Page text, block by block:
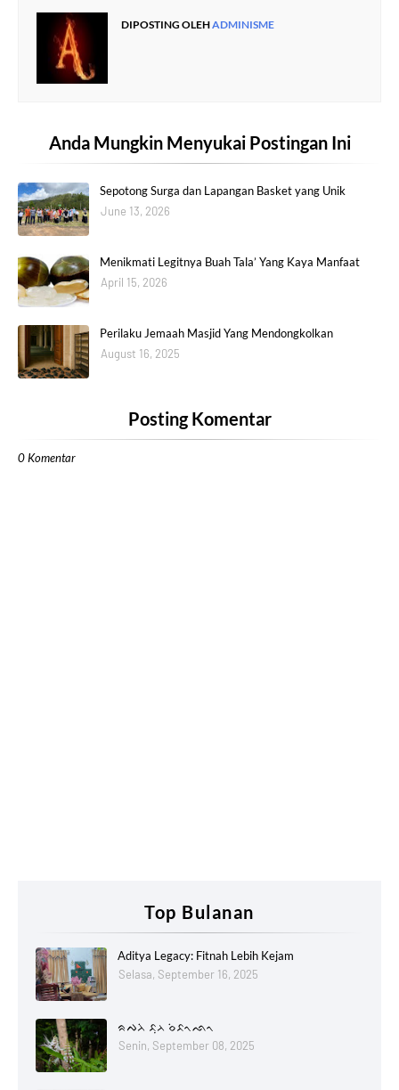
DIPOSTING OLEHADMINISME
Anda Mungkin Menyukai Postingan Ini
Sepotong Surga dan Lapangan Basket yang Unik
June 13, 2026
Menikmati Legitnya Buah Tala’ Yang Kaya Manfaat
April 15, 2026
Perilaku Jemaah Masjid Yang Mendongkolkan
August 16, 2025
Posting Komentar
0 Komentar
Top Bulanan
Aditya Legacy: Fitnah Lebih Kejam
Selasa, September 16, 2025
ᨑᨄᨂᨗ ᨅᨘᨂ ᨔᨗᨅᨚᨒᨚ
Senin, September 08, 2025